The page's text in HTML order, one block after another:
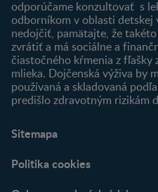
odporúčame konzultovať s
odborníkom v oblasti detskej
nedojčiť, pamätajte, že
zvrátiť a má sociálne a
čiastočného kŕmenia z fľašky
mlieka. Dojčenská výživa by
používaná a skladovaná
predišlo zdravotným rizikám
Sitemapa
Politika cookies